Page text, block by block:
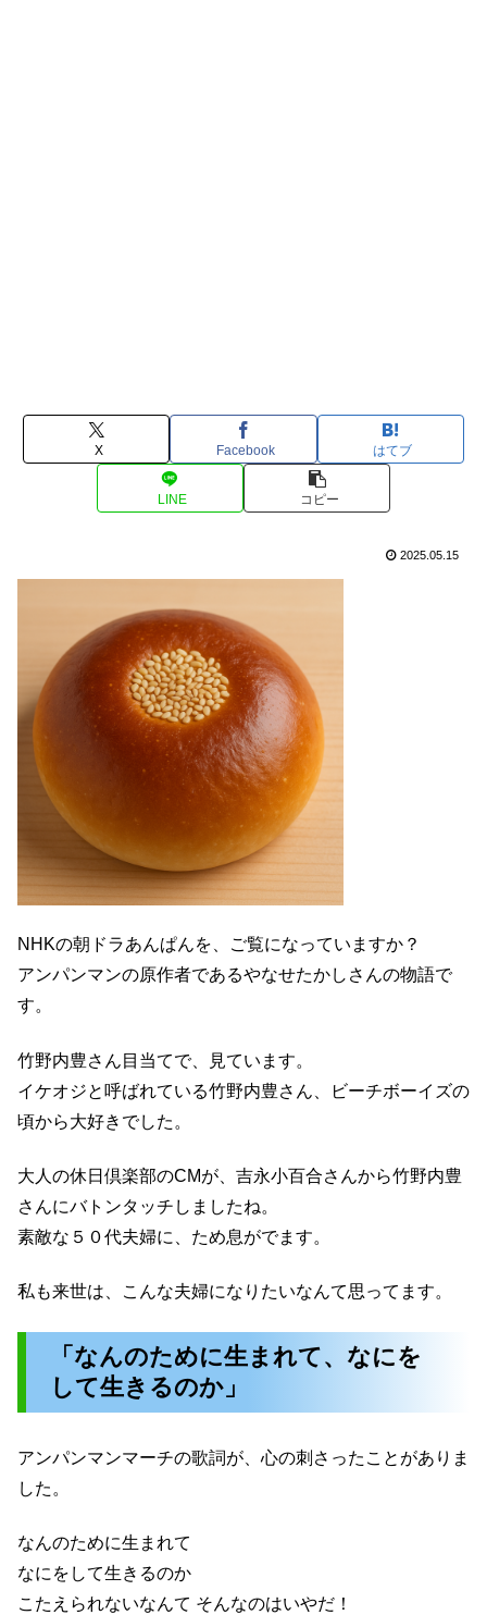
X Facebook はてブ
LINE コピー
2025.05.15
NHKの朝ドラあんぱんを、ご覧になっていますか？
アンパンマンの原作者であるやなせたかしさんの物語で
す。
竹野内豊さん目当てで、見ています。
イケオジと呼ばれている竹野内豊さん、ビーチボーイズの
頃から大好きでした。
大人の休日倶楽部のCMが、吉永小百合さんから竹野内豊
さんにバトンタッチしましたね。
素敵な５０代夫婦に、ため息がでます。
私も来世は、こんな夫婦になりたいなんて思ってます。
「なんのために生まれて、なにを
して生きるのか」
アンパンマンマーチの歌詞が、心の刺さったことがありま
した。
なんのために生まれて
なにをして生きるのか
こたえられないなんて そんなのはいやだ！